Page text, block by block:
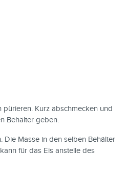
Kurz abschmecken und
Behälter geben.
Die Masse in den selben Behälter
für das Eis anstelle des